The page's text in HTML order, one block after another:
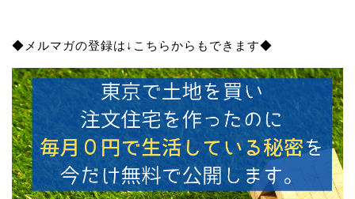
◆メルマガの登録は↓こちらからもできます◆